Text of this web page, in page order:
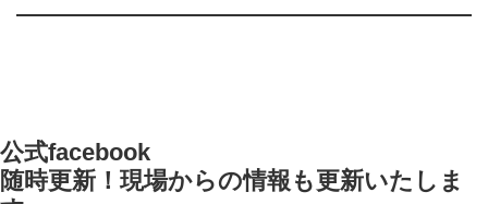
公式facebook
随時更新！現場からの情報も更新いたしま